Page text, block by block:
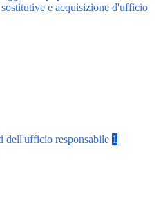
e acquisizione d'ufficio
dell'ufficio responsabile 1